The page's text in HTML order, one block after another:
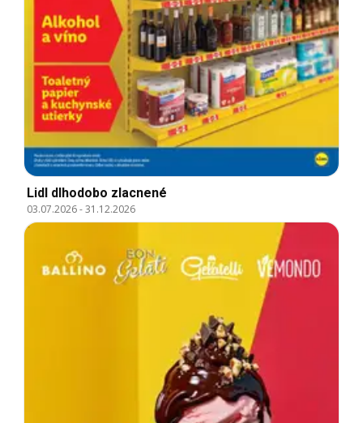
Lidl dlhodobo zlacnené
03.07.2026-31.12.2026